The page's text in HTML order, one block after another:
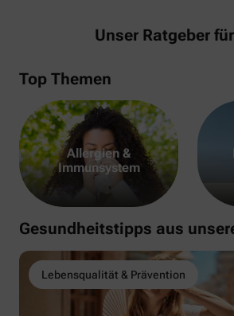
Unser Ratgeber
Top Themen
Allergien &
Immunsystem
Gesundheitstipps aus
Lebensqualität & Prävention